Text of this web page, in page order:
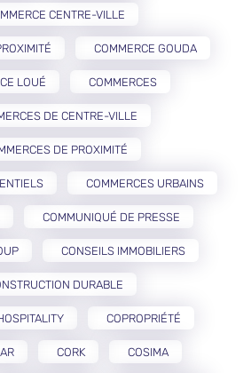
CENTRE-VILLE
COMMERCE GOUDA
LOUÉ COMMERCES
DE CENTRE-VILLE
DE PROXIMITÉ
COMMERCES URBAINS
COMMUNIQUÉ DE PRESSE
CONSEILS IMMOBILIERS
DURABLE
COPROPRIÉTÉ
CORK COSIMA